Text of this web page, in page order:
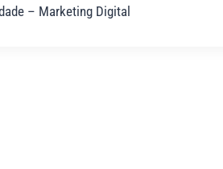
– Marketing Digital